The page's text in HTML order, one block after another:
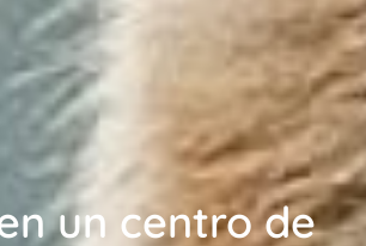
un centro de